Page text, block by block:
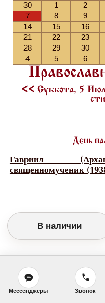
30
1 2
7
8 9
14
15 16
21
22 23
28
29 30
4
5 6
<< Суббота, 5
День
Гавриил
священномученик
Галактион, мученик
Григорий, митрополит
В наличии
Мессенджеры Звонок